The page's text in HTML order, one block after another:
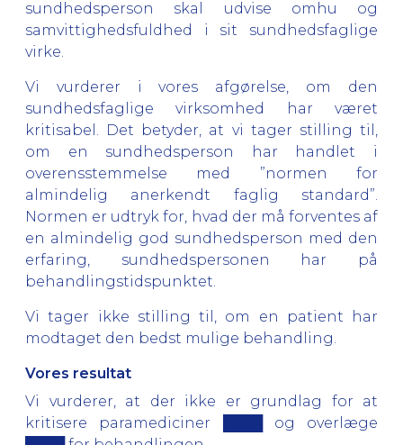
sundhedsperson skal udvise omhu og
samvittighedsfuldhed i sit sundhedsfaglige
virke.
Vi vurderer i vores afgørelse, om den
sundhedsfaglige virksomhed har været
kritisabel. Det betyder, at vi tager stilling til,
om en sundhedsperson har handlet i
overensstemmelse med ”normen for
almindelig anerkendt faglig standard”.
Normen er udtryk for, hvad der må forventes af
en almindelig god sundhedsperson med den
erfaring, sundhedspersonen har på
behandlingstidspunktet.
Vi tager ikke stilling til, om en patient har
modtaget den bedst mulige behandling.
Vores resultat
Vi vurderer, at der ikke er grundlag for at
kritisere paramediciner ████ og overlæge